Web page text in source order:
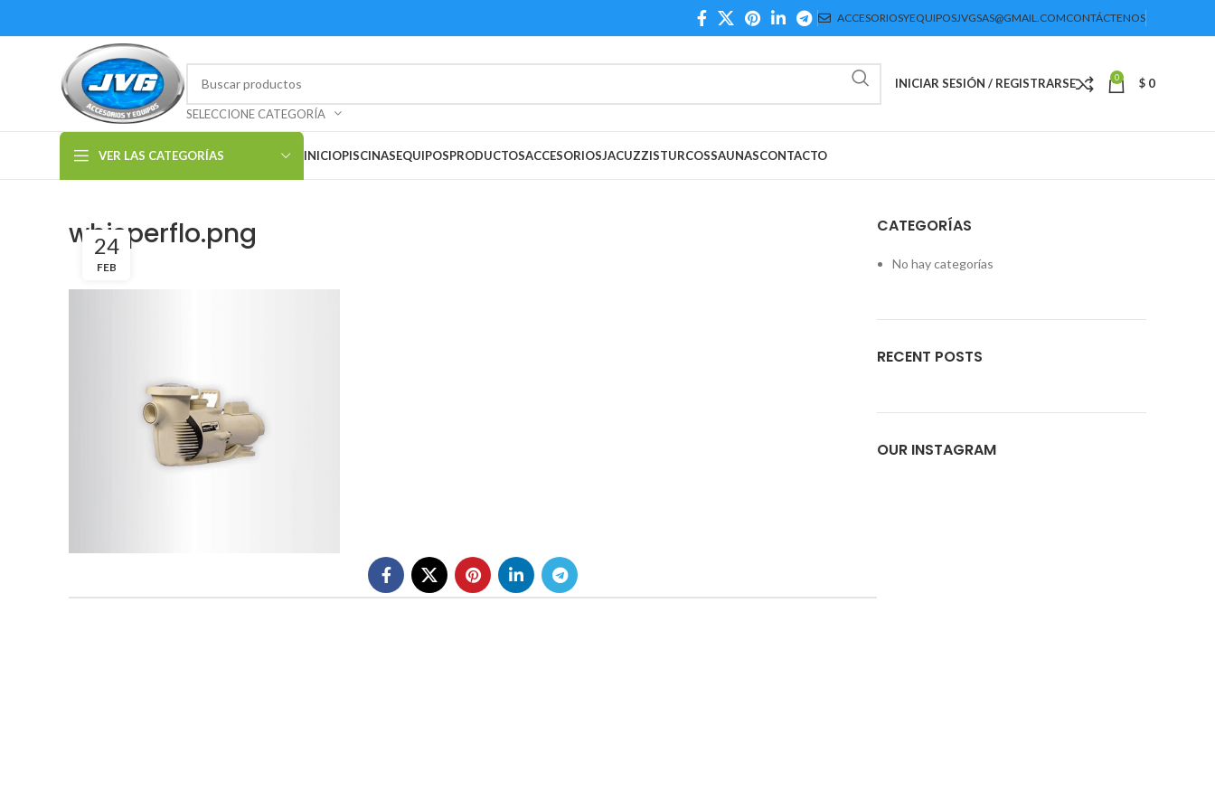
ACCESORIOSYEQUIPOSJVGSAS@GMAIL.COMCONTÁCTENOS
SELECCIONE CATEGORÍA
INICIAR SESIÓN / REGISTRARSE 0 $ 0
VER LAS CATEGORÍAS INICIOPISCINASEQUIPOSPRODUCTOSACCESORIOSJACUZZISTURCOSSAUNASCONTACTO
whisperflo.png
24
FEB
CATEGORÍAS
No hay categorías
RECENT POSTS
OUR INSTAGRAM